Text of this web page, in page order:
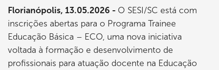
Florianópolis, 13.05.2026 - O SESI/SC está com
inscrições abertas para o Programa Trainee
Educação Básica – ECO, uma nova iniciativa
voltada à formação e desenvolvimento de
profissionais para atuação docente na Educação